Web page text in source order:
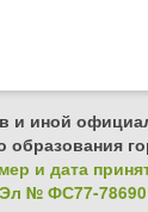
и иной
образования
и дата
№ ФС77-78690